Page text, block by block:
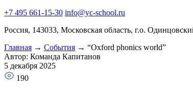
+7 495 661-15-30 info@yc-school.ru
Россия, 143033, Московская область, г.о.
Главная → События → “Oxford phonics world”
Автор: Команда Капитанов
5 декабря 2025
190